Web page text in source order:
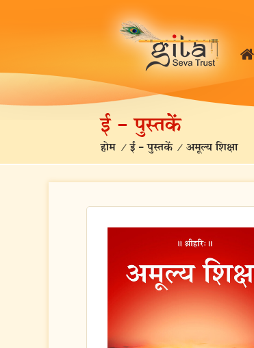
ई – पुस्तकें
होम /ई – पुस्तकें / अमूल्य शिक्षा